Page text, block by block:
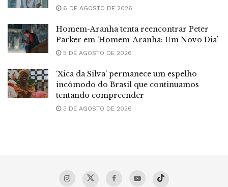
6 DE AGOSTO DE 2026
Homem-Aranha tenta reencontrar Peter
Parker em ‘Homem-Aranha: Um Novo Dia’
5 DE AGOSTO DE 2026
‘Xica da Silva’ permanece um espelho
incômodo do Brasil que continuamos
tentando compreender
3 DE AGOSTO DE 2026